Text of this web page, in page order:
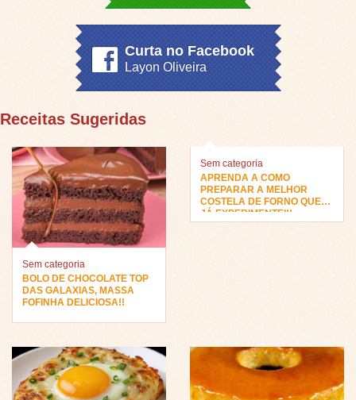
Curta no Facebook
Layon Oliveira
Receitas Sugeridas
Sem categoria
BOLO DE CHOCOLATE TOP
DAS GALAXIAS, MASSA
FOFINHA DELICIOSA!!
Sem categoria
APRENDA A COMO
PREPARAR A MELHOR
COSTELA DE FORNO QUE
JÁ EXPERIMENTEI!!